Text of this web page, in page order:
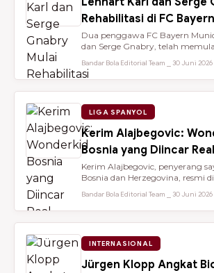
Rehabilitasi di FC
Dua penggawa FC Bayern
dan Serge Gnabry, telah
Bandar Bola Editorial Team ⎯ 30 Juni 2026
LIGA SPANYOL
Kerim Alajbegovic:
Bosnia yang Diincar
Kerim Alajbegovic, penyerang
Bosnia dan Herzegovina, resmi
Bandar Bola Editorial Team ⎯ 30 Juni 2026
INTERNASIONAL
Jürgen Klopp Angkat